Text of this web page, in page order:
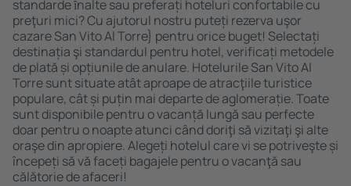
standarde ȋnalte sau preferați hoteluri confortabile cu
preţuri mici? Cu ajutorul nostru puteți rezerva uşor
cazare San Vito Al Torre} pentru orice buget! Selectați
destinația şi standardul pentru hotel, verificați metodele
de plată și opțiunile de anulare. Hotelurile San Vito Al
Torre sunt situate atât aproape de atracţiile turistice
populare, cât și puțin mai departe de aglomerație. Toate
sunt disponibile pentru o vacanță lungă sau perfecte
doar pentru o noapte atunci când doriţi să vizitaţi şi alte
oraşe din apropiere. Alegeți hotelul care vi se potriveşte și
începeți să vă faceți bagajele pentru o vacanţă sau
călătorie de afaceri!